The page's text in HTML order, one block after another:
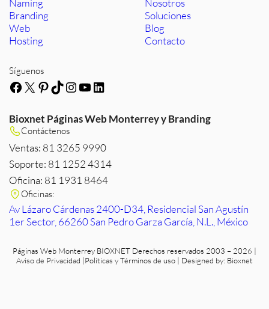
Branding
Web
Hosting
Soluciones
Blog
Contacto
Síguenos
Facebook
X Pinterest
TikTok
Instagram
YouTube
LinkedIn
Bioxnet Páginas Web Monterrey y Branding
Contáctenos
Ventas: 81 3265 9990
Soporte: 81 1252 4314
Oficina: 81 1931 8464
Oficinas:
Av Lázaro Cárdenas 2400-D34, Residencial San Agustín
1er Sector, 66260 San Pedro Garza García, N.L., México
Páginas Web Monterrey BIOXNET Derechos reservados 2003 – 2026 |
Aviso de Privacidad |Políticas y Términos de uso | Designed by: Bioxnet